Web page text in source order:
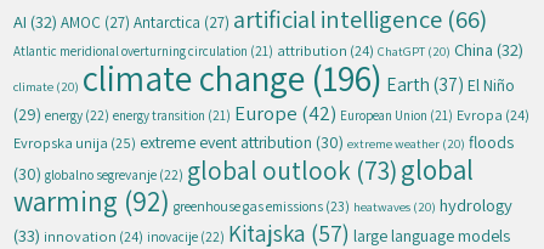
AI (32) AMOC (27) Antarctica (27) artificial intelligence (66)
Atlantic meridional overturning circulation (21) attribution (24) ChatGPT (20) China (32)
climate (20) climate change (196) Earth (37) El Niño
(29) energy (22) energy transition (21) Europe (42) European Union (21) Evropa (24)
Evropska unija (25) extreme event attribution (30) extreme weather (20) floods
(30) globalno segrevanje (22) global outlook (73)global
warming (92) greenhouse gas emissions (23) heatwaves (20) hydrology
(33) innovation (24) inovacije (22) Kitajska (57) large language models